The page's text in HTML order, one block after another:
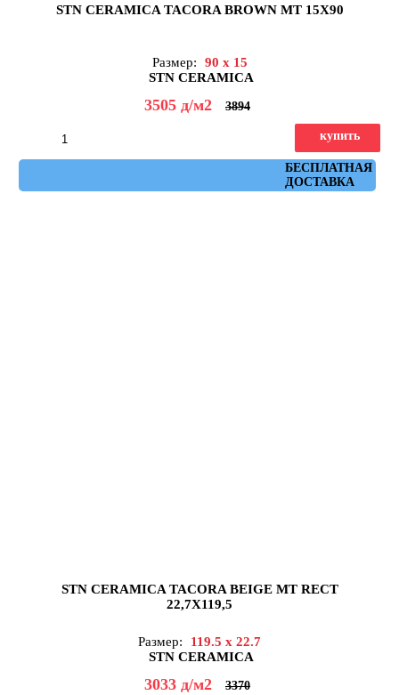
STN CERAMICA TACORA BROWN MT 15X90
Размер:
90 x 15
STN CERAMICA
3505 д/м2 3894
БЕСПЛАТНАЯ
ДОСТАВКА
купить
STN CERAMICA TACORA BEIGE MT RECT
22,7X119,5
Размер:
119.5 x 22.7
STN CERAMICA
3033 д/м2 3370